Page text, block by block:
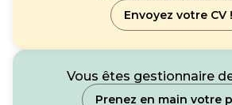
Envoyez votre CV !
Vous êtes gestionnaire
Prenez en main votre